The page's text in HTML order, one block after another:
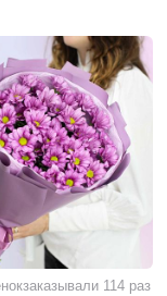
заказывали 114 раз